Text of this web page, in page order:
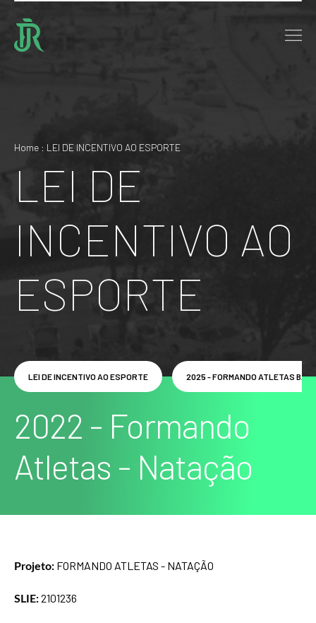
Home : LEI DE INCENTIVO AO ESPORTE
LEI DE
INCENTIVO AO
ESPORTE
2022 - Formando
Atletas - Natação
LEI DE INCENTIVO AO ESPORTE 2025 - FORMANDO ATLETAS
Projeto: FORMANDO ATLETAS - NATAÇÃO
SLIE:2101236